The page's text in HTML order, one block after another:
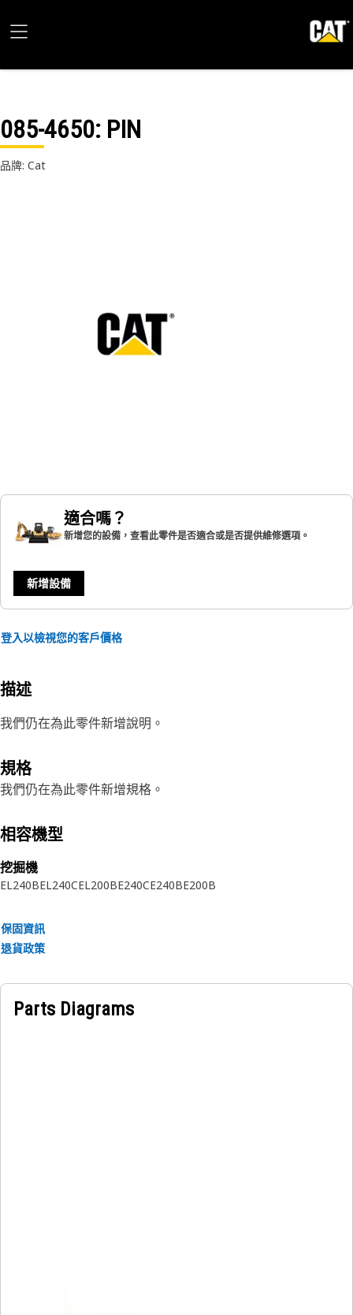
085-4650: PIN
品牌: Cat
適合嗎？
新增您的設備，查看此零件是否適合或是否提供維修選項。
新增設備
登入以檢視您的客戶價格
描述
我們仍在為此零件新增說明。
規格
我們仍在為此零件新增規格。
相容機型
挖掘機
EL240BEL240CEL200BE240CE240BE200B
保固資訊
退貨政策
Parts Diagrams